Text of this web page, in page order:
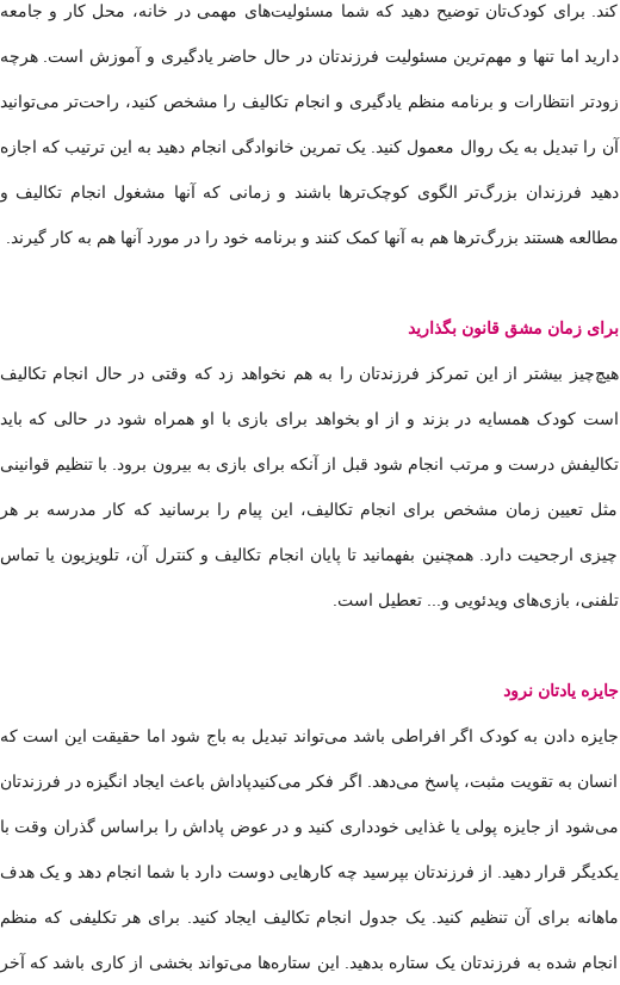
کند. برای کودک‌تان توضیح دهید که شما مسئولیت‌های مهمی در خانه، ‌محل کار و جامعه
دارید اما تنها و مهم‌ترین مسئولیت فرزندتان در حال حاضر یادگیری و آموزش است. هرچه
زودتر انتظارات و برنامه منظم یادگیری و انجام تکالیف را مشخص کنید، راحت‌تر می‌توانید
آن را تبدیل به یک روال معمول کنید. یک تمرین خانوادگی انجام دهید به این ترتیب که اجازه
دهید فرزندان بزرگ‌تر الگوی کوچک‌تر‌ها باشند و زمانی که آنها مشغول انجام تکالیف و
مطالعه هستند بزرگ‌ترها هم به آنها کمک کنند و برنامه خود را در مورد آنها هم به کار گیرند.
برای زمان مشق قانون بگذارید
هیچ‌چیز بیشتر از این تمرکز فرزندتان را به هم نخواهد زد که وقتی در حال انجام تکالیف
است کودک همسایه در بزند و از او بخواهد برای بازی با او همراه شود در حالی که باید
تکالیفش درست و مرتب انجام شود قبل از آنکه برای بازی به بیرون برود. با تنظیم قوانینی
مثل تعیین زمان مشخص برای انجام تکالیف، این پیام را برسانید که کار مدرسه بر هر
چیزی ارجحیت دارد. همچنین بفهمانید تا پایان انجام تکالیف و کنترل آن، تلویزیون یا تماس
تلفنی، بازی‌های ویدئویی و... تعطیل است.
جایزه یادتان نرود
جایزه دادن به کودک اگر افراطی باشد می‌تواند تبدیل به باج شود اما حقیقت این است که
انسان به تقویت مثبت،‌ پاسخ می‌دهد. اگر فکر می‌کنیدپاداش باعث ایجاد انگیزه در فرزندتان
می‌شود از جایزه پولی یا غذایی خودداری کنید و در عوض پاداش را براساس گذران وقت با
یکدیگر قرار دهید. از فرزندتان بپرسید چه کارهایی دوست دارد با شما انجام دهد و یک هدف
ماهانه برای آن تنظیم کنید. یک جدول انجام تکالیف ایجاد کنید. برای هر تکلیفی که منظم
انجام شده به فرزندتان یک ستاره بدهید. این ستاره‌ها می‌تواند بخشی از کاری باشد که آخر